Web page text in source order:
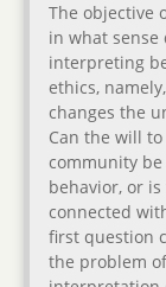
The objective
in what sense
interpreting
ethics,
changes the
Can the will
community
behavior, or
connected
first question
the problem